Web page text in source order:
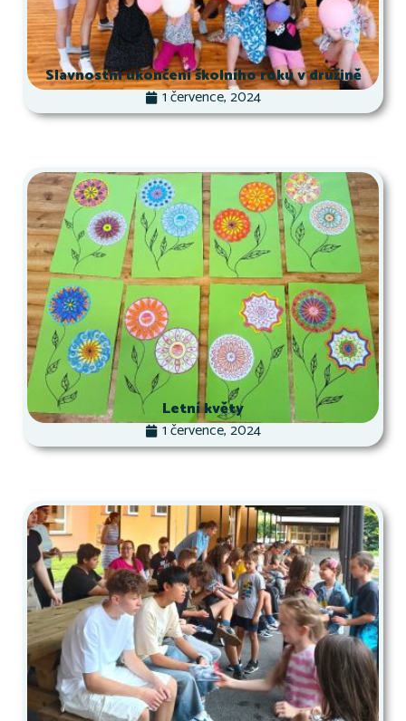
Slavnostní ukončení školního roku v družině
1 července, 2024
Letní květy
1 července, 2024